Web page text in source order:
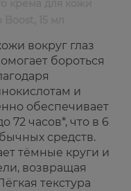
вокруг глаз
бороться
и
обеспечивает
72 часов*, что в 6
средств.
тёмные круги и
возвращая
текстура